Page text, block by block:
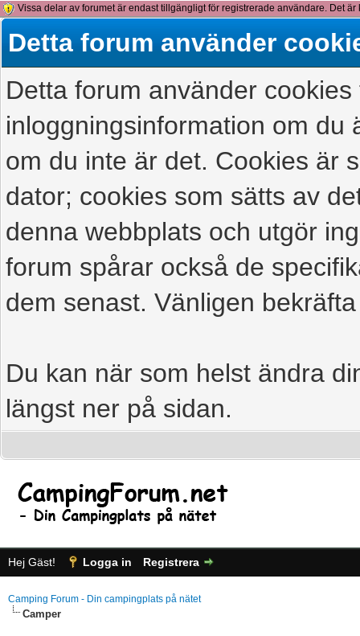
Vissa delar av forumet är endast tillgängligt för registrerade användare. Det
detta meddelande.
Detta forum använder
Detta forum använder
inloggningsinformation om du
om du inte är det. Cookies är
dator; cookies som sätts av
denna webbplats och utgör
forum spårar också de
dem senast. Vänligen
Du kan när som helst ändra
längst ner på sidan.
Hej Gäst! Logga in Registrera
Camping Forum - Din campingplats på nätet
Camper